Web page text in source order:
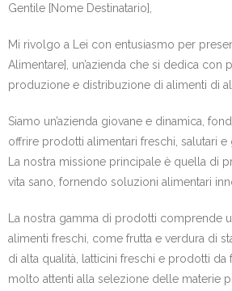
Gentile [Nome Destinatario],
Mi rivolgo a Lei con entusiasmo per
Alimentare], un’azienda che si dedica con
produzione e distribuzione di alimenti di
Siamo un’azienda giovane e dinamica,
offrire prodotti alimentari freschi, salutari e
La nostra missione principale è quella di
vita sano, fornendo soluzioni alimentari
La nostra gamma di prodotti comprende
alimenti freschi, come frutta e verdura di
di alta qualità, latticini freschi e prodotti da
molto attenti alla selezione delle materie